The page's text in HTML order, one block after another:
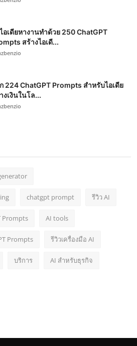
อเดียหางานทำด้วย 250 ChatGPT
สร้างไอเดี...
224 ChatGPT Prompts สำหรับไอเดีย
งเงินในโล...
chatgpt prompt รีวิว AI
Prompts AI tools
Prompts รีวิวเครื่องมือ AI
บริการ AI สำหรับธุรกิจ